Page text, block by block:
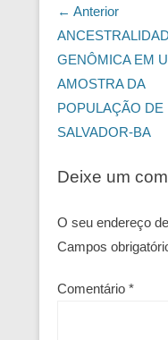
Navegação das
← Anterior
GENÔMICA EM
AMOSTRA DA
POPULAÇÃO DE
SALVADOR-BA
Deixe um
O seu endereço
Campos
Comentário *